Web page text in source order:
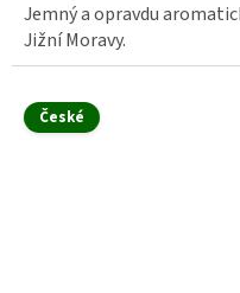
Jemný a opravdu
Jižní Moravy.
České